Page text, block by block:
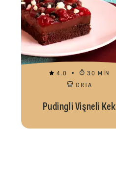
4.0
30 MIN
ORTA
Pudingli Vişneli Kek